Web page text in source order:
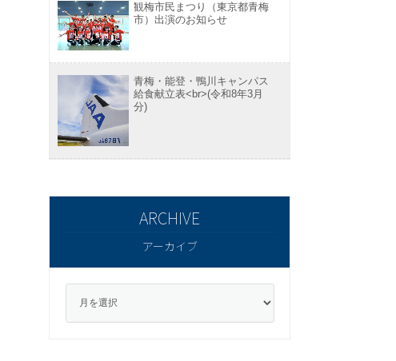
観梅市民まつり（東京都青梅
市）出演のお知らせ
青梅・能登・鴨川キャンパス
給食献立表<br>(令和8年3月
分)
アーカイブ